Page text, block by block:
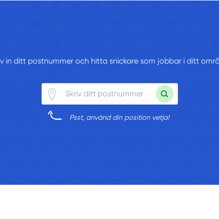
in ditt postnummer och hitta snickare som jobbar i ditt
Psst, använd din position vetja!